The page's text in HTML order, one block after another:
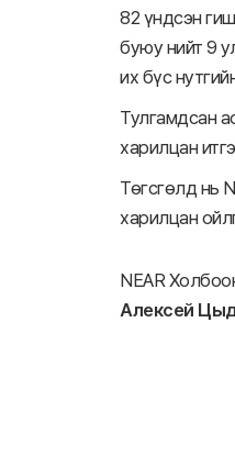
82 үндсэн
буюу нийт 9
их бүс
Тулгамдсан
харилцан
Төгсгөлд нь
харилцан
NEAR
Алексей